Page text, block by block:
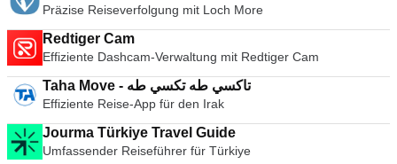
Präzise Reiseverfolgung mit Loch More
Redtiger Cam
Effiziente Dashcam-Verwaltung mit Redtiger Cam
Taha Move - تاكسي طه تكسي طه
Effiziente Reise-App für den Irak
Jourma Türkiye Travel Guide
Umfassender Reiseführer für Türkiye